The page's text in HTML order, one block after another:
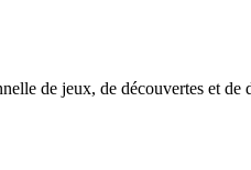
de jeux, de découvertes et